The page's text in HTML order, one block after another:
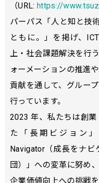
（URL: https://
パーパス「人と知と技
ともに。」を掲げ、
上・社会課題解決を行
ォーメーションの推進
貢献を通して、グルー
行っています。
2023 年、私たちは創
た「長期ビジョン
Navigator（成長をナ
団）」への変革に努め
企業価値向上への挑戦を